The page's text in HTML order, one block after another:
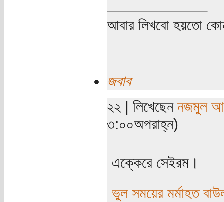
আবার লিখবো হয়তো
জবাব
২২ | লিখেছেন নজমুল
৩:০০অপরাহ্ন)
এক্কেরে সেইরম।
ভুল সময়ের মর্মাহত